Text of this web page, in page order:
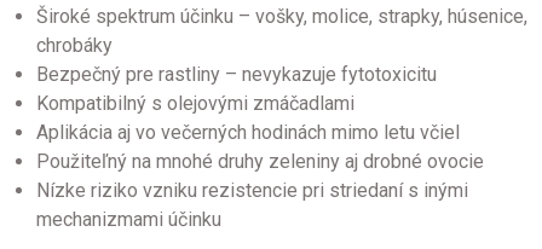
Široké spektrum účinku – vošky, molice, strapky, húsenice,
chrobáky
Bezpečný pre rastliny – nevykazuje fytotoxicitu
Kompatibilný s olejovými zmáčadlami
Aplikácia aj vo večerných hodinách mimo letu včiel
Použiteľný na mnohé druhy zeleniny aj drobné ovocie
Nízke riziko vzniku rezistencie pri striedaní s inými
mechanizmami účinku